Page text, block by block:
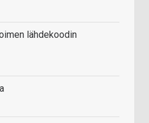
lähdekoodin